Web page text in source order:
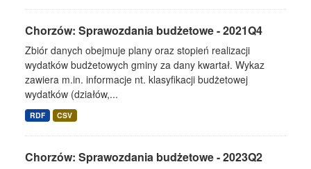
Chorzów: Sprawozdania budżetowe - 2021Q4
Zbiór danych obejmuje plany oraz stopień realizacji
wydatków budżetowych gminy za dany kwartał. Wykaz
zawiera m.in. informacje nt. klasyfikacji budżetowej
wydatków (działów,...
RDF CSV
Chorzów: Sprawozdania budżetowe - 2023Q2